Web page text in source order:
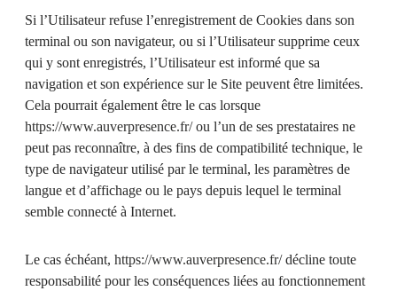
Si l’Utilisateur refuse l’enregistrement de Cookies dans son
terminal ou son navigateur, ou si l’Utilisateur supprime ceux
qui y sont enregistrés, l’Utilisateur est informé que sa
navigation et son expérience sur le Site peuvent être limitées.
Cela pourrait également être le cas lorsque
https://www.auverpresence.fr/ou l’un de ses prestataires ne
peut pas reconnaître, à des fins de compatibilité technique, le
type de navigateur utilisé par le terminal, les paramètres de
langue et d’affichage ou le pays depuis lequel le terminal
semble connecté à Internet.
Le cas échéant, https://www.auverpresence.fr/décline toute
responsabilité pour les conséquences liées au fonctionnement